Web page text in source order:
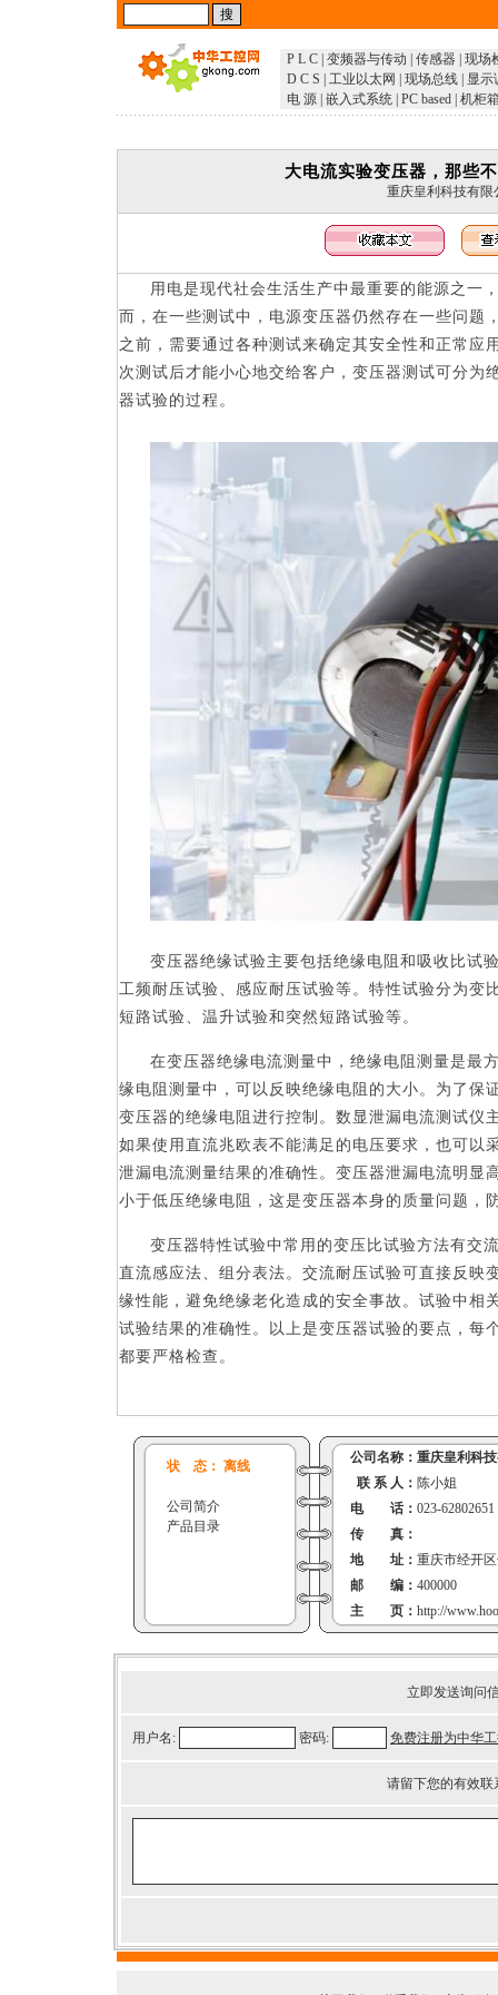
P L C 变频器与传动 传感器 现场
D C S
工业以太网 现场总线
显示
电 源 嵌入式系统 PC based 机柜
大电流实验变压器，那些
重庆皇利科技有限
用电是现代社会生活生产中最重要的能源之一
而，在一些测试中， 电源变压器仍然存在一些问题
之前，需要通过各种测试来确定其安全性和正常应
次测试后才能小心地交给客户，变压器测试可分为
器试验的过程。
变压器绝缘试验主要包括绝缘电阻和吸收比试
工频耐压试验、感应耐压试验等。特性试验分为变
短路试验、温升试验和突然短路试验等。
在变压器绝缘电流测量中，绝缘电阻测量是最
缘电阻测量中，可以反映绝缘电阻的大小。为了保
变压器的绝缘电阻进行控制。数显泄漏电流测试仪
如果使用直流兆欧表不能满足的电压要求，也可以
泄漏电流测量结果的准确性。变压器泄漏电流明显
小于低压绝缘电阻，这是变压器本身的质量问题，
变压器特性试验中常用的变压比试验方法有交
直流感应法、组分表法。交流耐压试验可直接反映
缘性能，避免绝缘老化造成的安全事故。试验中相
试验结果的准确性。以上是变压器试验的要点，每
都要严格检查。
状 态： 离线
公司简介
产品目录
公司名称： 重庆皇利科
联 系 人： 陈小姐
电 话： 023-62802651
传 真：
地 址： 重庆市经开
邮 编： 400000
主 页： http://
立即发送询问
用户名: 密码: 免费注册为中华
请留下您的有效